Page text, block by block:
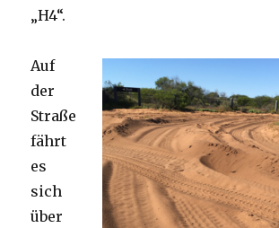
„H4“.
Auf
der
Straße
fährt
es
sich
über